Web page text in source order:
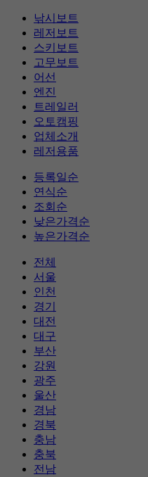
낚시보트
레저보트
스키보트
고무보트
어선
엔진
트레일러
오토캠핑
업체소개
레저용품
등록일순
연식순
조회순
낮은가격순
높은가격순
전체
서울
인천
경기
대전
대구
부산
강원
광주
울산
경남
경북
충남
충북
전남